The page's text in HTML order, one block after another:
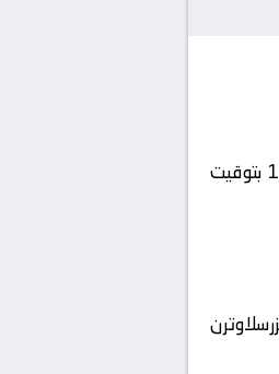
يلتقى اليوم 26-07-2025 كلا من نادى كايزرسلاوترن و نادي روما فى بطولة دولي, المباريات الوديّة الدوليّة فى تمام الساعه 19:00:00 بتوقيت